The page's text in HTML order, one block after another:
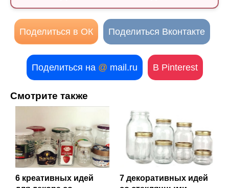
Поделиться в ОК Поделиться Вконтакте
Поделиться на @ mail.ru В Pinterest
Смотрите также
6 креативных идей
7 декоративных идей